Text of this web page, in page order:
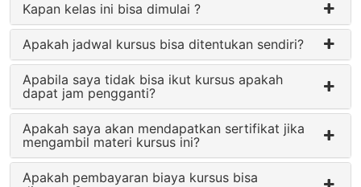
Kapan kelas ini bisa dimulai ?
Apakah jadwal kursus bisa ditentukan sendiri?
Apabila saya tidak bisa ikut kursus apakah
dapat jam pengganti?
Apakah saya akan mendapatkan sertifikat jika
mengambil materi kursus ini?
Apakah pembayaran biaya kursus bisa